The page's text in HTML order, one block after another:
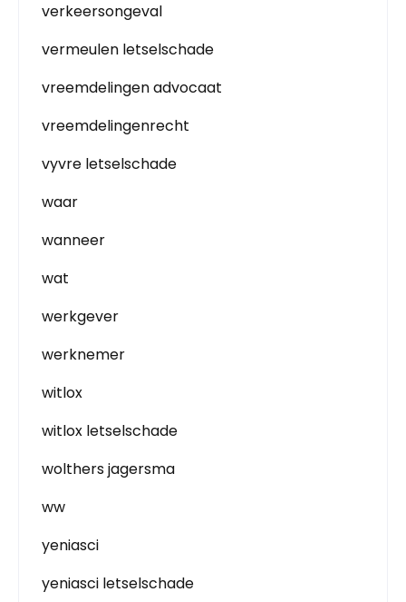
verkeersongeval
vermeulen letselschade
vreemdelingen advocaat
vreemdelingenrecht
vyvre letselschade
waar
wanneer
wat
werkgever
werknemer
witlox
witlox letselschade
wolthers jagersma
ww
yeniasci
yeniasci letselschade